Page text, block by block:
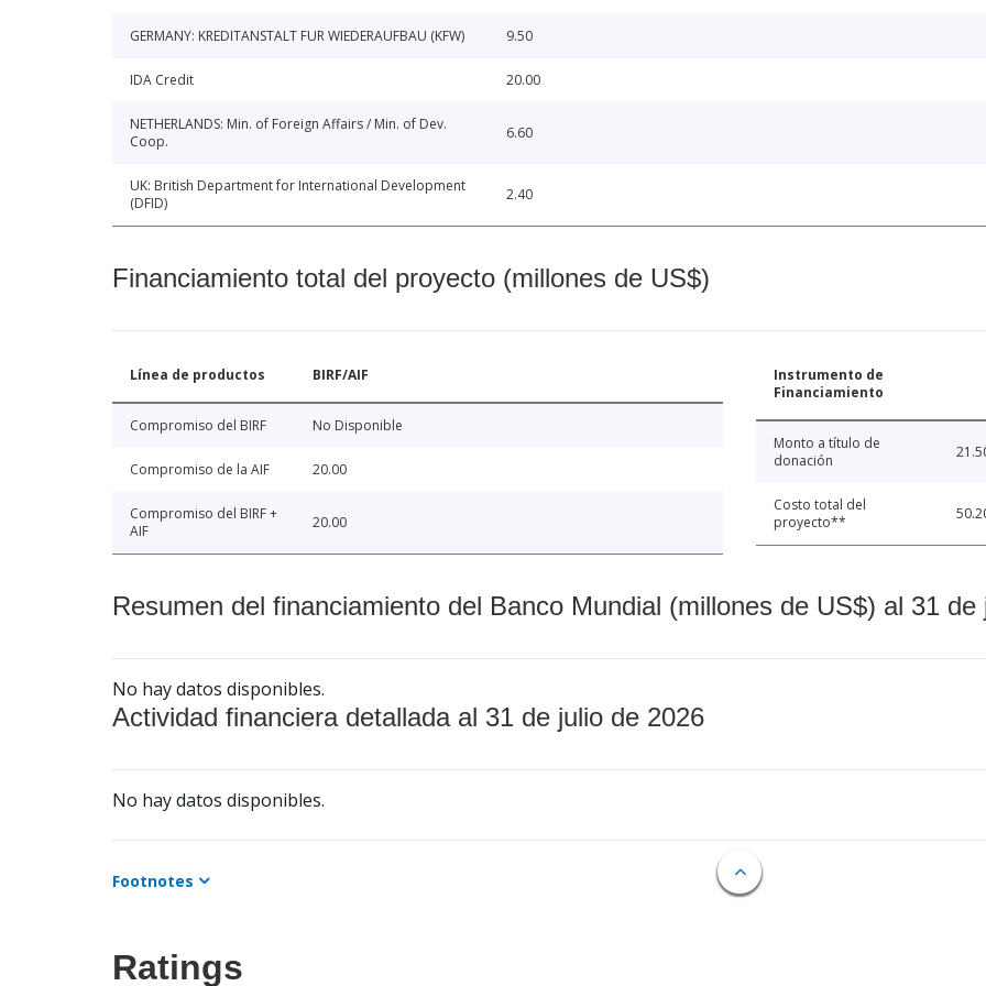
GERMANY: KREDITANSTALT FUR WIEDERAUFBAU (KFW) 9.50
IDA Credit 20.00
NETHERLANDS: Min. of Foreign Affairs / Min. of Dev.
Coop.
6.60
UK: British Department for International Development
(DFID)
2.40
Financiamiento total del proyecto (millones de US$)
Línea de productos BIRF/AIF
Compromiso del BIRF No Disponible
Compromiso de la AIF 20.00
Compromiso del BIRF +
AIF
20.00
Instrumento de
Financiamiento
Monto a título de
donación
Costo total del
proyecto**
Resumen del financiamiento del Banco Mundial (millones de US$) al 31 de
No hay datos disponibles.
Actividad financiera detallada al 31 de julio de 2026
No hay datos disponibles.
Footnotes
Ratings